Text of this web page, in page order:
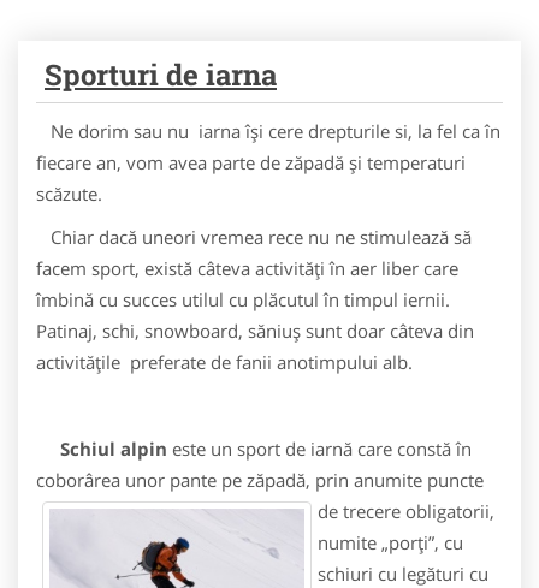
Sporturi de iarna
Ne dorim sau nu iarna îşi cere drepturile si, la fel ca în
fiecare an, vom avea parte de zăpadă şi temperaturi
scăzute.
Chiar dacă uneori vremea rece nu ne stimulează să
facem sport, există câteva activităţi în aer liber care
îmbină cu succes utilul cu plăcutul în timpul iernii.
Patinaj, schi, snowboard, săniuş sunt doar câteva din
activităţile preferate de fanii anotimpului alb.
Schiul alpin este un sport de iarnă care constă în
coborârea unor pante pe zăpadă, prin anumite puncte
de trecere obligatorii,
numite „porți”, cu
schiuri cu legături cu